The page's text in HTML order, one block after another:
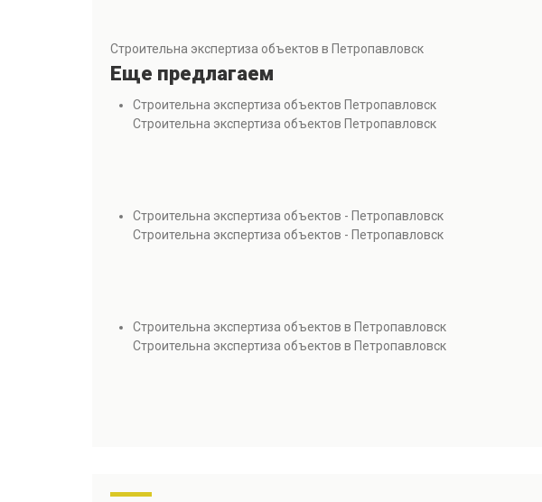
Строительна экспертиза объектов в Петропавловск
Еще предлагаем
Строительна экспертиза объектов Петропавловск
Строительна экспертиза объектов Петропавловск
Строительна экспертиза объектов - Петропавловск
Строительна экспертиза объектов - Петропавловск
Строительна экспертиза объектов в Петропавловск
Строительна экспертиза объектов в Петропавловск